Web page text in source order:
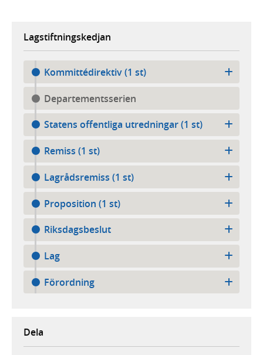
Lagstiftningskedjan
Kommittédirektiv (1 st)
Departementsserien
Statens offentliga utredningar (1 st)
Remiss (1 st)
Lagrådsremiss (1 st)
Proposition (1 st)
Riksdagsbeslut
Lag
Förordning
Dela